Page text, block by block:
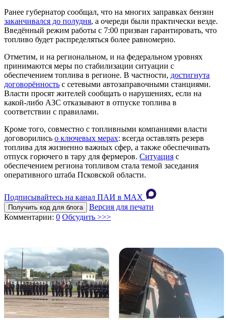
Ранее губернатор сообщал, что на многих заправках бензин
заканчивался до полудня, а очереди были практически везде.
Введённый режим работы с 7:00 призван гарантировать, что
топливо будет распределяться более равномерно.
Отметим, и на региональном, и на федеральном уровнях
принимаются меры по стабилизации ситуации с
обеспечением топлива в регионе. В частности, достигнута
договорённость с сетевыми автозаправочными станциями.
Власти просят жителей сообщать о нарушениях, если на
какой‑либо АЗС отказывают в отпуске топлива в
соответствии с правилами.
Кроме того, совместно с топливными компаниями власти
договорились о ключевых мерах: всегда оставлять резерв
топлива для жизненно важных сфер, а также обеспечивать
отпуск горючего в тару для фермеров. Ситуация с
обеспечением региона топливом стала темой заседания
оперативного штаба Псковской области.
Подписывайтесь на канал ПАИ в MAХ
Получить код для блога
Версия для печати
Комментарии: 0 Обсудить >>>